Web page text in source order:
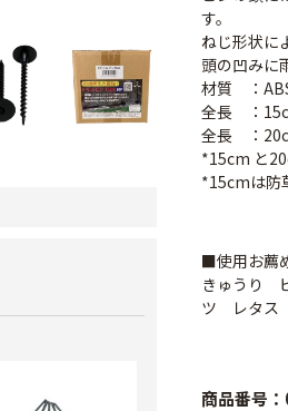
す。
ねじ形状に
頭の凹みに
材質 ：
全長 ：
全長 ：
*15cm と
*15cmは防
■使用お薦
きゅうり
ツ レタス
商品番号